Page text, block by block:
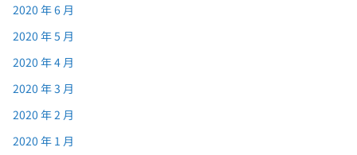
2020 年 6 月
2020 年 5 月
2020 年 4 月
2020 年 3 月
2020 年 2 月
2020 年 1 月